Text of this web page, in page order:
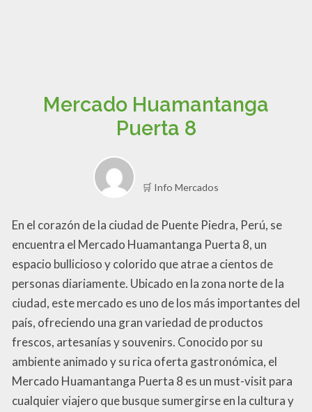
Mercado Huamantanga
Puerta 8
🛒 Info Mercados
En el corazón de la ciudad de Puente Piedra, Perú, se
encuentra el Mercado Huamantanga Puerta 8, un
espacio bullicioso y colorido que atrae a cientos de
personas diariamente. Ubicado en la zona norte de la
ciudad, este mercado es uno de los más importantes del
país, ofreciendo una gran variedad de productos
frescos, artesanías y souvenirs. Conocido por su
ambiente animado y su rica oferta gastronómica, el
Mercado Huamantanga Puerta 8 es un must-visit para
cualquier viajero que busque sumergirse en la cultura y